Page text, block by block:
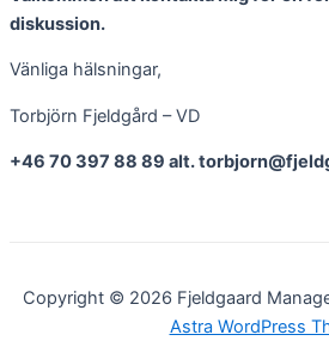
diskussion.
Vänliga hälsningar,
Torbjörn Fjeldgård – VD
+46 70 397 88 89 alt.
Copyright © 2026 Fjeldgaard
Astra WordPress